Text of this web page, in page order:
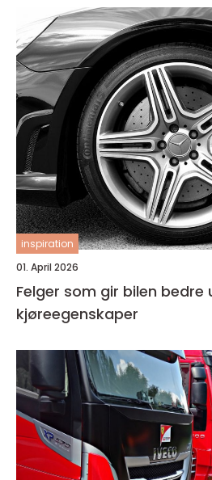
inspiration
01. April 2026
Felger som gir bilen bedre
kjøreegenskaper